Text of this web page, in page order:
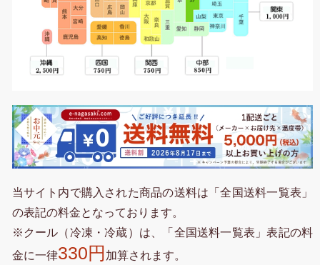
当サイト内で購入された商品の送料は「全国送料一覧表」
の表記の料金となっております。
※クール（冷凍・冷蔵）は、「全国送料一覧表」表記の料
金に一律330円 加算されます。